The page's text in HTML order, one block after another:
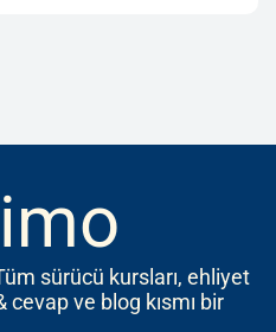
sürücü kursları, ehliyet
cevap ve blog kısmı bir